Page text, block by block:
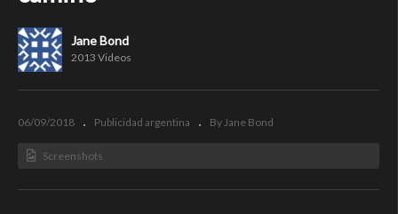
Jane Bond
2013 Videos
06/09/2018 Publicidad argentina By Jane Bond
Screenshots